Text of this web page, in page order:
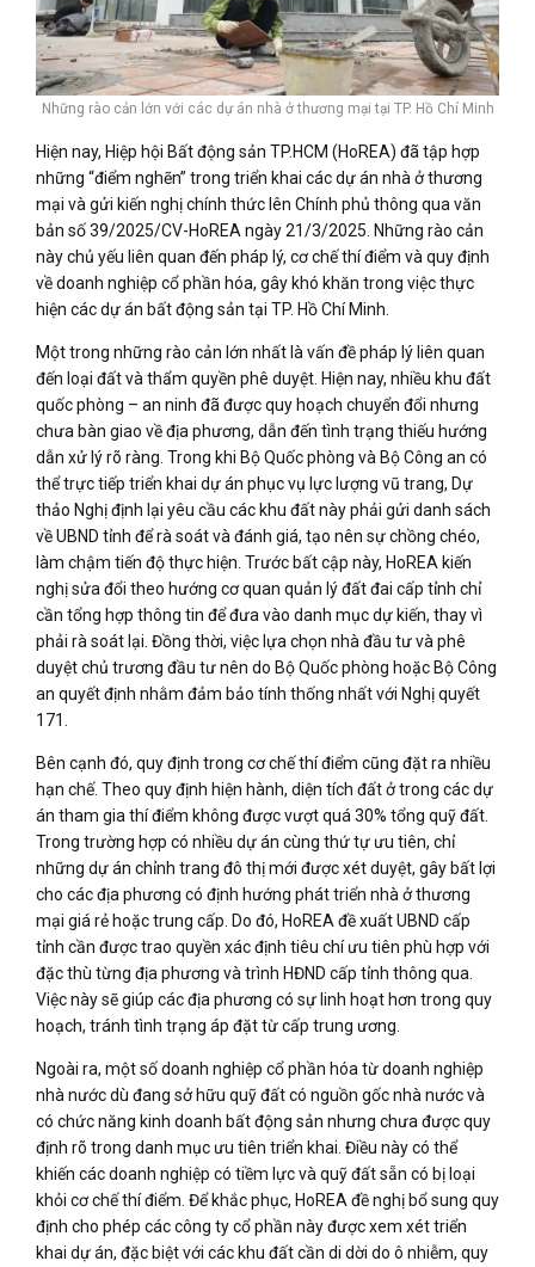
Những rào cản lớn với các dự án nhà ở thương mại tại TP. Hồ Chí Minh
Hiện nay, Hiệp hội Bất động sản TP.HCM (HoREA) đã tập hợp
những “điểm nghẽn” trong triển khai các dự án nhà ở thương
mại và gửi kiến nghị chính thức lên Chính phủ thông qua văn
bản số 39/2025/CV-HoREA ngày 21/3/2025. Những rào cản
này chủ yếu liên quan đến pháp lý, cơ chế thí điểm và quy định
về doanh nghiệp cổ phần hóa, gây khó khăn trong việc thực
hiện các dự án bất động sản tại TP. Hồ Chí Minh.
Một trong những rào cản lớn nhất là vấn đề pháp lý liên quan
đến loại đất và thẩm quyền phê duyệt. Hiện nay, nhiều khu đất
quốc phòng – an ninh đã được quy hoạch chuyển đổi nhưng
chưa bàn giao về địa phương, dẫn đến tình trạng thiếu hướng
dẫn xử lý rõ ràng. Trong khi Bộ Quốc phòng và Bộ Công an có
thể trực tiếp triển khai dự án phục vụ lực lượng vũ trang, Dự
thảo Nghị định lại yêu cầu các khu đất này phải gửi danh sách
về UBND tỉnh để rà soát và đánh giá, tạo nên sự chồng chéo,
làm chậm tiến độ thực hiện. Trước bất cập này, HoREA kiến
nghị sửa đổi theo hướng cơ quan quản lý đất đai cấp tỉnh chỉ
cần tổng hợp thông tin để đưa vào danh mục dự kiến, thay vì
phải rà soát lại. Đồng thời, việc lựa chọn nhà đầu tư và phê
duyệt chủ trương đầu tư nên do Bộ Quốc phòng hoặc Bộ Công
an quyết định nhằm đảm bảo tính thống nhất với Nghị quyết
171.
Bên cạnh đó, quy định trong cơ chế thí điểm cũng đặt ra nhiều
hạn chế. Theo quy định hiện hành, diện tích đất ở trong các dự
án tham gia thí điểm không được vượt quá 30% tổng quỹ đất.
Trong trường hợp có nhiều dự án cùng thứ tự ưu tiên, chỉ
những dự án chỉnh trang đô thị mới được xét duyệt, gây bất lợi
cho các địa phương có định hướng phát triển nhà ở thương
mại giá rẻ hoặc trung cấp. Do đó, HoREA đề xuất UBND cấp
tỉnh cần được trao quyền xác định tiêu chí ưu tiên phù hợp với
đặc thù từng địa phương và trình HĐND cấp tỉnh thông qua.
Việc này sẽ giúp các địa phương có sự linh hoạt hơn trong quy
hoạch, tránh tình trạng áp đặt từ cấp trung ương.
Ngoài ra, một số doanh nghiệp cổ phần hóa từ doanh nghiệp
nhà nước dù đang sở hữu quỹ đất có nguồn gốc nhà nước và
có chức năng kinh doanh bất động sản nhưng chưa được quy
định rõ trong danh mục ưu tiên triển khai. Điều này có thể
khiến các doanh nghiệp có tiềm lực và quỹ đất sẵn có bị loại
khỏi cơ chế thí điểm. Để khắc phục, HoREA đề nghị bổ sung quy
định cho phép các công ty cổ phần này được xem xét triển
khai dự án, đặc biệt với các khu đất cần di dời do ô nhiễm, quy